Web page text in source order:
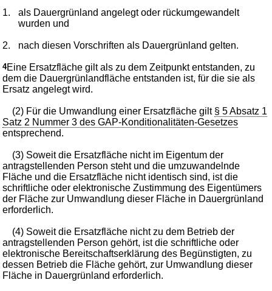
1.
als Dauergrünland angelegt oder rückumgewandelt
wurden und
2. nach diesen Vorschriften als Dauergrünland gelten.
4Eine Ersatzfläche gilt als zu dem Zeitpunkt entstanden, zu
dem die Dauergrünlandfläche entstanden ist, für die sie als
Ersatz angelegt wird.
(2) Für die Umwandlung einer Ersatzfläche gilt § 5 Absatz 1
Satz 2 Nummer 3 des GAP-Konditionalitäten-Gesetzes
entsprechend.
(3) Soweit die Ersatzfläche nicht im Eigentum der
antragstellenden Person steht und die umzuwandelnde
Fläche und die Ersatzfläche nicht identisch sind, ist die
schriftliche oder elektronische Zustimmung des Eigentümers
der Fläche zur Umwandlung dieser Fläche in Dauergrünland
erforderlich.
(4) Soweit die Ersatzfläche nicht zu dem Betrieb der
antragstellenden Person gehört, ist die schriftliche oder
elektronische Bereitschaftserklärung des Begünstigten, zu
dessen Betrieb die Fläche gehört, zur Umwandlung dieser
Fläche in Dauergrünland erforderlich.